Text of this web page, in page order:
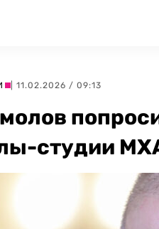
| 11.02.2026 / 09:13
студии